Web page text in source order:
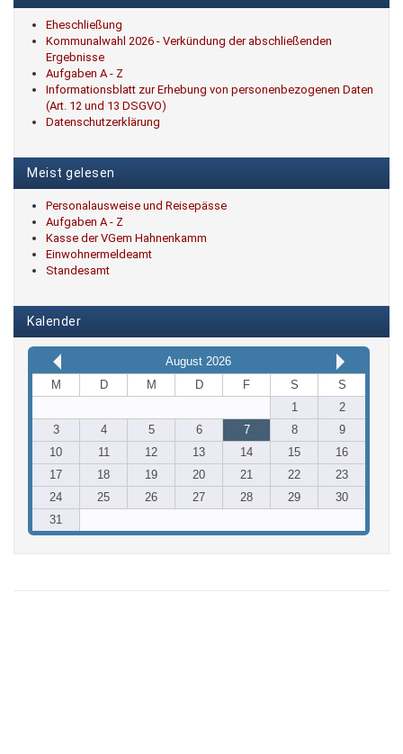
Eheschließung
Kommunalwahl 2026 - Verkündung der abschließenden
Ergebnisse
Aufgaben A - Z
Informationsblatt zur Erhebung von personenbezogenen Daten
(Art. 12 und 13 DSGVO)
Datenschutzerklärung
Meist gelesen
Personalausweise und Reisepässe
Aufgaben A - Z
Kasse der VGem Hahnenkamm
Einwohnermeldeamt
Standesamt
Kalender
August 2026
M
D M D F S
S
1
2
3
4 5 6 7 8
9
10
11 12 13 14 15
16
17
18 19 20 21 22
23
24
25 26 27 28 29
30
31